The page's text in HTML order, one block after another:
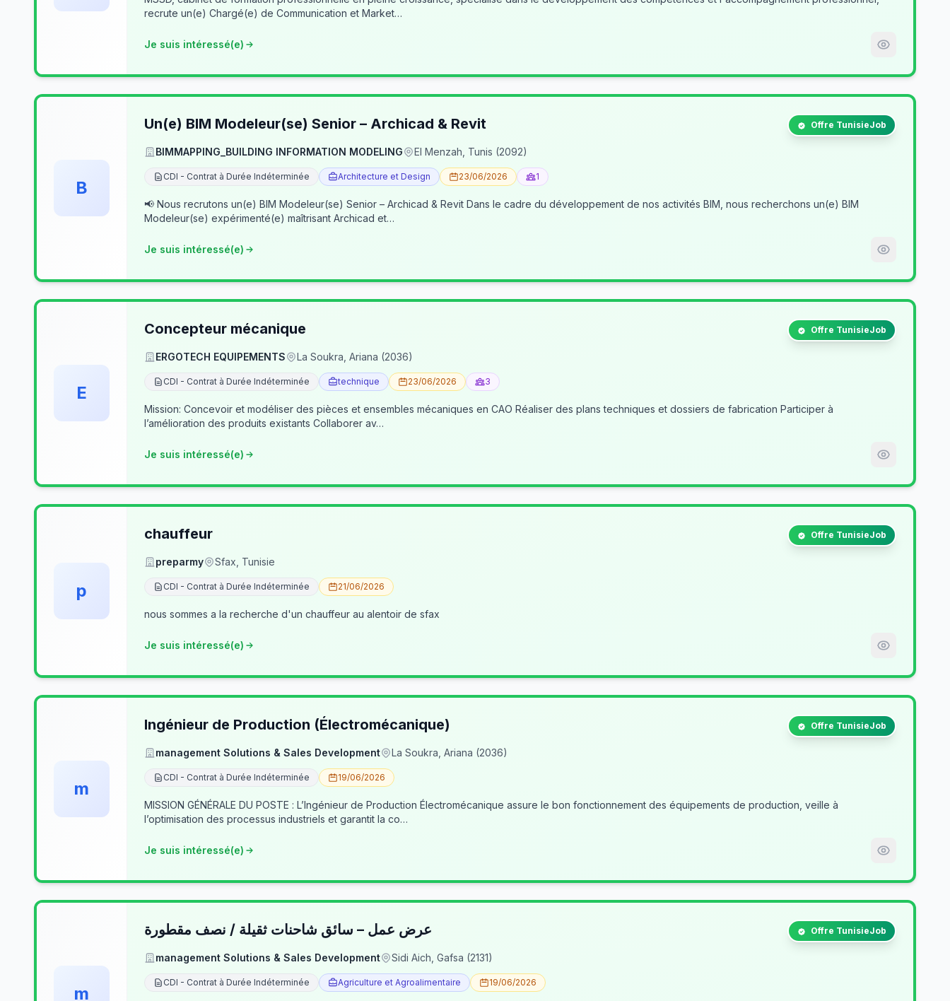
recrute un(e) Chargé(e) de Communication et Market…
Je suis intéressé(e)
B
Un(e) BIM Modeleur(se) Senior – Archicad & Revit Offre TunisieJob
BIMMAPPING_BUILDING INFORMATION MODELING El Menzah, Tunis (2092)
CDI - Contrat à Durée Indéterminée Architecture et Design 23/06/2026 1
📢 Nous recrutons un(e) BIM Modeleur(se) Senior – Archicad & Revit Dans le cadre du développement de nos activités BIM, nous recherchons un(e) BIM
Modeleur(se) expérimenté(e) maîtrisant Archicad et…
Je suis intéressé(e)
E
Concepteur mécanique Offre TunisieJob
ERGOTECH EQUIPEMENTS La Soukra, Ariana (2036)
CDI - Contrat à Durée Indéterminée technique 23/06/2026 3
Mission: Concevoir et modéliser des pièces et ensembles mécaniques en CAO Réaliser des plans techniques et dossiers de fabrication Participer à
l’amélioration des produits existants Collaborer av…
Je suis intéressé(e)
p
chauffeur Offre TunisieJob
preparmy Sfax, Tunisie
CDI - Contrat à Durée Indéterminée 21/06/2026
nous sommes a la recherche d'un chauffeur au alentoir de sfax
Je suis intéressé(e)
m
Ingénieur de Production (Électromécanique) Offre TunisieJob
management Solutions & Sales Development La Soukra, Ariana (2036)
CDI - Contrat à Durée Indéterminée 19/06/2026
MISSION GÉNÉRALE DU POSTE : L’Ingénieur de Production Électromécanique assure le bon fonctionnement des équipements de production, veille à
l’optimisation des processus industriels et garantit la co…
Je suis intéressé(e)
m
عرض عمل – سائق شاحنات ثقيلة / نصف مقطورة Offre TunisieJob
management Solutions & Sales Development Sidi Aich, Gafsa (2131)
CDI - Contrat à Durée Indéterminée Agriculture et Agroalimentaire 19/06/2026